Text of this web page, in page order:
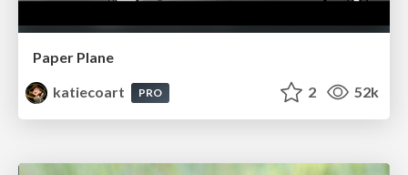
Paper Plane
katiecoart
PRO 2 52k